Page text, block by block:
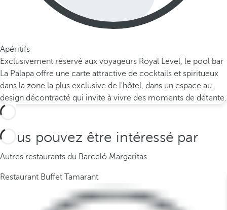
Apéritifs
Exclusivement réservé aux voyageurs Royal Level, le pool bar
La Palapa offre une carte attractive de cocktails et spiritueux
dans la zone la plus exclusive de l'hôtel, dans un espace au
design décontracté qui invite à vivre des moments de détente.
Vous pouvez être intéressé par
Autres restaurants du Barceló Margaritas
Restaurant Buffet Tamarant